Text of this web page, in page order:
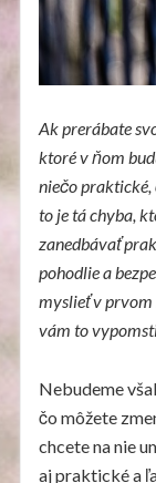
Ak prerábate
ktoré v ňom
niečo praktické,
to je tá chyba,
zanedbávať
pohodlie a
myslieť v prvom
vám to
Nebudeme
čo môžete
chcete na nie
aj praktické a